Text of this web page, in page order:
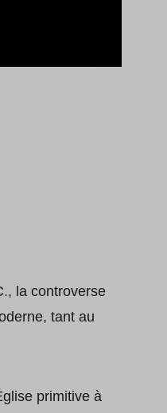
la controverse
tant au
primitive à